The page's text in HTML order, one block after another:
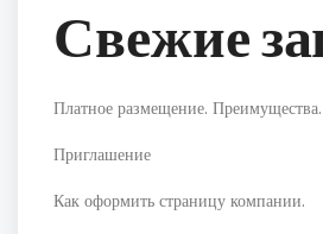
Свежие
Платное размещение. Преимущества.
Приглашение
Как оформить страницу компании.